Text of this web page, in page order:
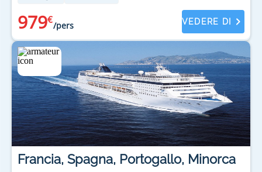
979€
/pers VEDERE DI
Francia, Spagna, Portogallo, Minorca